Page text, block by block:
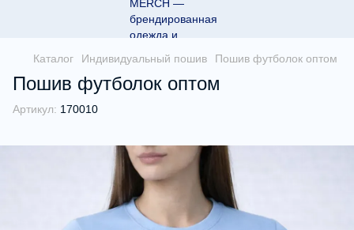
Каталог Индивидуальный пошив Пошив футболок оптом
Пошив футболок оптом
Артикул: 170010